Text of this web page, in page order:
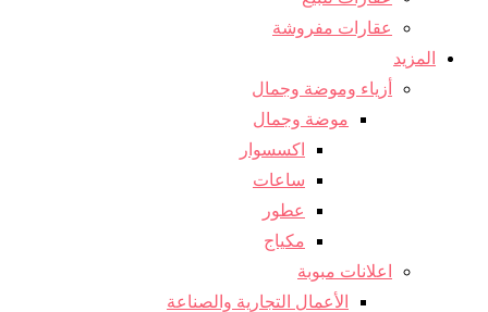
عقارات مفروشة
المزيد
أزياء وموضة وجمال
موضة وجمال
اكسسوار
ساعات
عطور
مكياج
اعلانات مبوبة
الأعمال التجارية والصناعة